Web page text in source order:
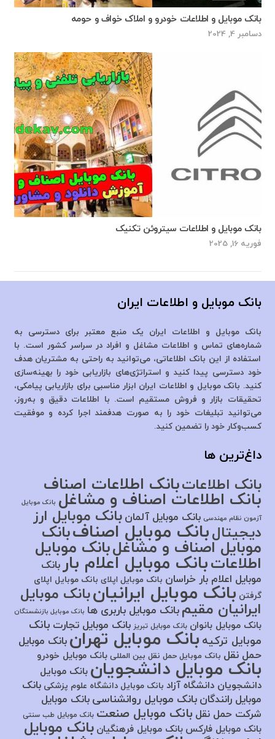
بانک موبایل و اطلاعات خودرو و املاک خواف و حومه
دسامبر 4, 2024
بانک موبایل و اطلاعات سیتروئن تکنیک
فوریه 16, 2025
بانک موبایل و اطلاعات ایران
بانک موبایل و اطلاعات ایران یک منبع معتبر برای دسترسی به
شماره‌های تماس و اطلاعات مشاغل و افراد در سراسر کشور است. با
استفاده از این بانک اطلاعاتی، می‌توانید به راحتی به مشتریان هدف
خود دسترسی پیدا کنید و استراتژی‌های بازاریابی خود را بهینه‌سازی
کنید. بانک موبایل و اطلاعات ایران ابزار مناسبی برای بازاریابی پیامکی،
تحقیقات بازار و فروش مستقیم است. با اطلاعات دقیق و به‌روز،
می‌توانید تبلیغات خود را به صورت هدفمند اجرا کرده و موفقیت
کسب‌وکار خود را تضمین کنید.
داغ‌ترین ها
بانک اطلاعاتبانک اطلاعات اصناف
بانک اطلاعات اصناف و مشاغل بانک موبایل
آزمون نظام مهندسی بانک موبایل آلمان بانک موبایل ارز
دیجیتالبانک موبایل اصنافبانک
موبایل اصناف و مشاغلبانک موبایل
اطلاعاتبانک موبایل اعلام باربانک
موبایل اعلام بار خراسان بانک موبایل اپلای بانک موبایل اپلای
گرفتن بانک موبایل ایرانیانبانک موبایل
ایرانیان مقیم بانک موبایل باربری ها بانک موبایل بازنشستگان
بانک موبایل بانوان بانک موبایل تبریز بانک موبایل تجارت بانک
موبایل ترکیه بانک موبایل تهران بانک موبایل
حمل نقل بانک موبایل حمل نقل بین المللی بانک موبایل خودرو
بانک موبایل دانشجویان بانک موبایل
دانشجویان دانشگاه آزاد بانک موبایل دانشگاه علوم پزشکی بانک
موبایل رانندگان بانک موبایل روانشناسی بانک موبایل
شرکت حمل نقل بانک موبایل صنعت بانک موبایل طب سنتی
بانک موبایل فارکس بانک موبایل فرهنگیان بانک موبایل